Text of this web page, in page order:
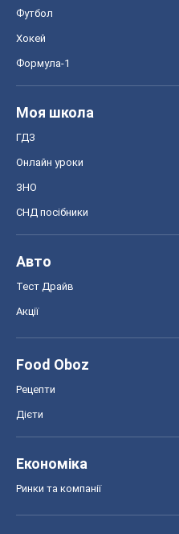
Футбол
Хокей
Формула-1
Моя школа
ГДЗ
Онлайн уроки
ЗНО
СНД посібники
Авто
Тест Драйв
Акції
Food Oboz
Рецепти
Дієти
Економіка
Ринки та компанії